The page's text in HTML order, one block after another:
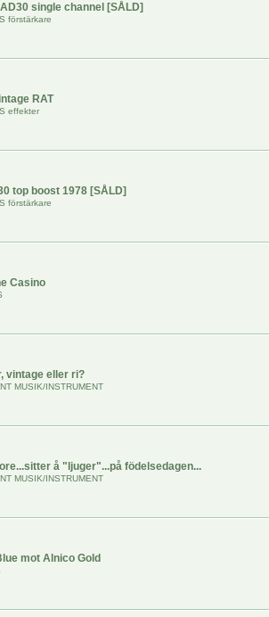
single channel [SÅLD]
förstärkare
RAT
effekter
top boost 1978 [SÅLD]
förstärkare
Casino
vintage eller ri?
MUSIK/INSTRUMENT
å "ljuger"...på födelsedagen...
MUSIK/INSTRUMENT
mot Alnico Gold